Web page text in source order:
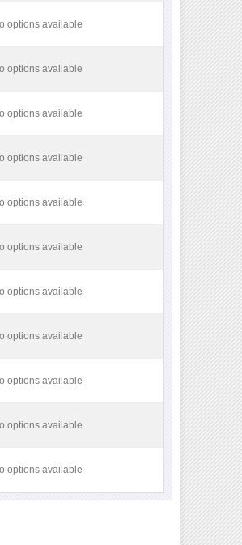
options available
options available
options available
options available
options available
options available
options available
options available
options available
options available
options available